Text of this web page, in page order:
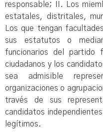
responsable; II. Los
estatales, distritales,
Los que tengan
sus estatutos o
funcionarios del
ciudadanos y los
sea admisible
organizaciones o
través de sus
candidatos
legítimos.